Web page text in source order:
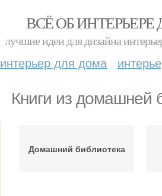
ВСЁ ОБ
лучшие идеи для дизайна
интерьер для дома
Книги из домашней
Домашний библиотека